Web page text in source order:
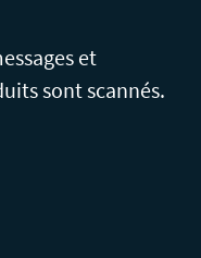
et
sont scannés.